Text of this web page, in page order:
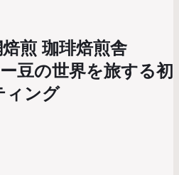
焙煎 珈琲焙煎舎
豆の世界を旅する初
ィング